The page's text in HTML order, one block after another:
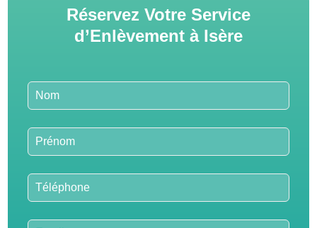
Réservez Votre Service
d’Enlèvement à Isère
Leave
this
blank